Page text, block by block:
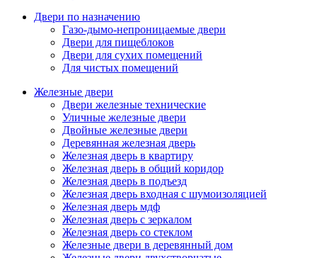
Двери по назначению
Газо-дымо-непроницаемые двери
Двери для пищеблоков
Двери для сухих помещений
Для чистых помещений
Железные двери
Двери железные технические
Уличные железные двери
Двойные железные двери
Деревянная железная дверь
Железная дверь в квартиру
Железная дверь в общий коридор
Железная дверь в подъезд
Железная дверь входная с шумоизоляцией
Железная дверь мдф
Железная дверь с зеркалом
Железная дверь со стеклом
Железные двери в деревянный дом